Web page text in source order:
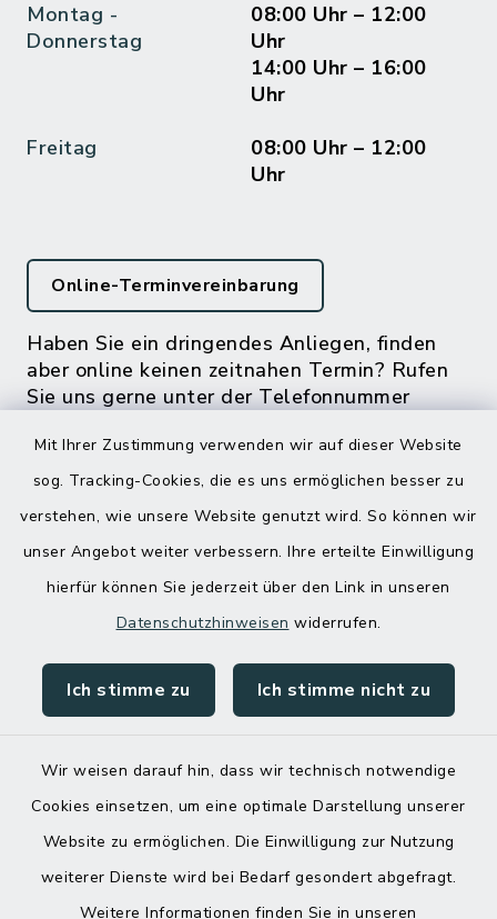
Mit Ihrer Zustimmung verwenden wir auf dieser Website
sog. Tracking-Cookies, die es uns ermöglichen besser zu
verstehen, wie unsere Website genutzt wird. So können wir
unser Angebot weiter verbessern. Ihre erteilte Einwilligung
hierfür können Sie jederzeit über den Link in unseren
Datenschutzhinweisen widerrufen.
Ich stimme zu Ich stimme nicht zu
Wir weisen darauf hin, dass wir technisch notwendige
Cookies einsetzen, um eine optimale Darstellung unserer
Website zu ermöglichen. Die Einwilligung zur Nutzung
weiterer Dienste wird bei Bedarf gesondert abgefragt.
Weitere Informationen finden Sie in unseren
Montag -
Donnerstag
08:00 Uhr – 12:00
Uhr
14:00 Uhr – 16:00
Uhr
Freitag
08:00 Uhr – 12:00
Uhr
Online-Terminvereinbarung
Haben Sie ein dringendes Anliegen, finden
aber online keinen zeitnahen Termin? Rufen
Sie uns gerne unter der Telefonnummer
Kontakt
Datenschutz
Impressum